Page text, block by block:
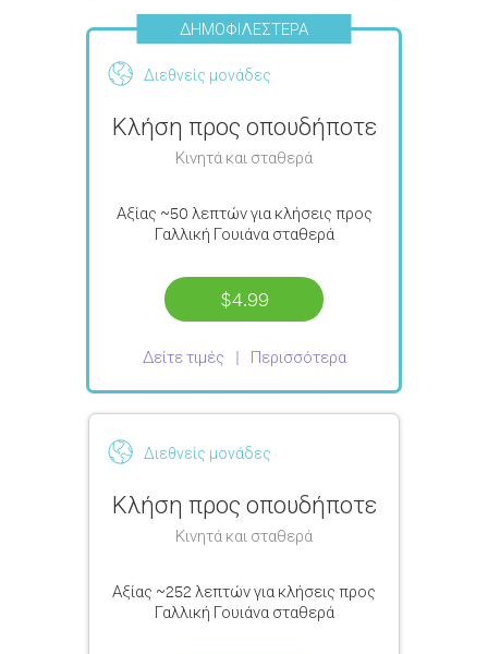
ΔΗΜΟΦΙΛΈΣΤΕΡΑ
Διεθνείς μονάδες
Κλήση προς οπουδήποτε
Κινητά και σταθερά
Αξίας ~50 λεπτώνγια κλήσεις προς
Γαλλική Γουιάνα σταθερά
$4.99
Δείτε τιμές Περισσότερα
Διεθνείς μονάδες
Κλήση προς οπουδήποτε
Κινητά και σταθερά
Αξίας ~252 λεπτώνγια κλήσεις προς
Γαλλική Γουιάνα σταθερά